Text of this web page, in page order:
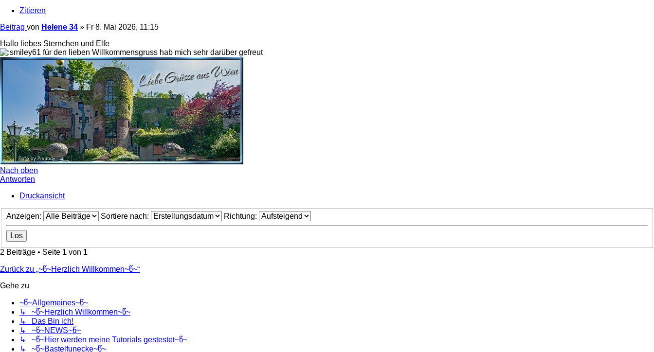
Zitieren
Beitrag von Helene 34 » Fr 8. Mai 2026, 11:15
Hallo liebes Sternchen und Elfe
für den lieben Willkommensgruss hab mich sehr darüber gefreut
Nach oben
Antworten
Druckansicht
Anzeigen: Sortiere nach: Richtung:
2 Beiträge • Seite 1 von 1
Zurück zu „~წ~Herzlich Willkommen~წ~“
Gehe zu
~წ~Allgemeines~წ~
↳ ~წ~Herzlich Willkommen~წ~
↳ Das Bin ich!
↳ ~წ~NEWS~წ~
↳ ~წ~Hier werden meine Tutorials gestestet~წ~
↳ ~წ~Bastelfunecke~წ~